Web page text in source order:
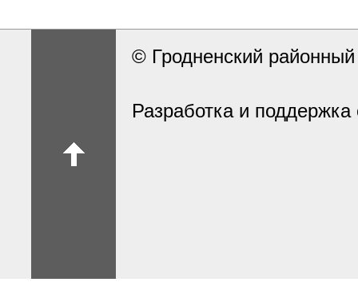
© Гродненский
Разработка и поддержка